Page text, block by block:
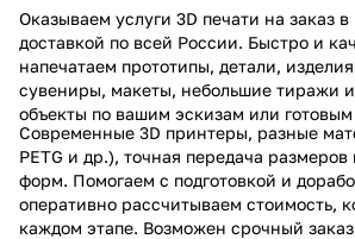
Оказываем услуги 3D печати на заказ
доставкой по всей России. Быстро и
напечатаем прототипы, детали,
сувениры, макеты, небольшие тиражи
объекты по вашим эскизам или
Современные 3D принтеры, разные
PETG и др.), точная передача
форм. Помогаем с подготовкой и
оперативно рассчитываем стоимость,
каждом этапе. Возможен срочный